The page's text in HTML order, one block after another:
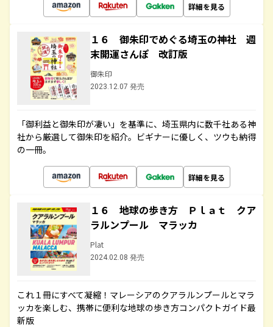
詳細を見る
１６ 御朱印でめぐる埼玉の神社 週
末開運さんぽ 改訂版
御朱印
2023.12.07 発売
「御利益と御朱印が凄い」を基準に、埼玉県内に数千社ある神
社から厳選して御朱印を紹介。ビギナーに優しく、ツウも納得
の一冊。
詳細を見る
１６ 地球の歩き方 Ｐｌａｔ クア
ラルンプール マラッカ
Plat
2024.02.08 発売
これ１冊にすべて凝縮！マレーシアのクアラルンプールとマラ
ッカを楽しむ、携帯に便利な地球の歩き方コンパクトガイド最
新版